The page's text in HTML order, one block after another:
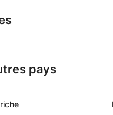
pays